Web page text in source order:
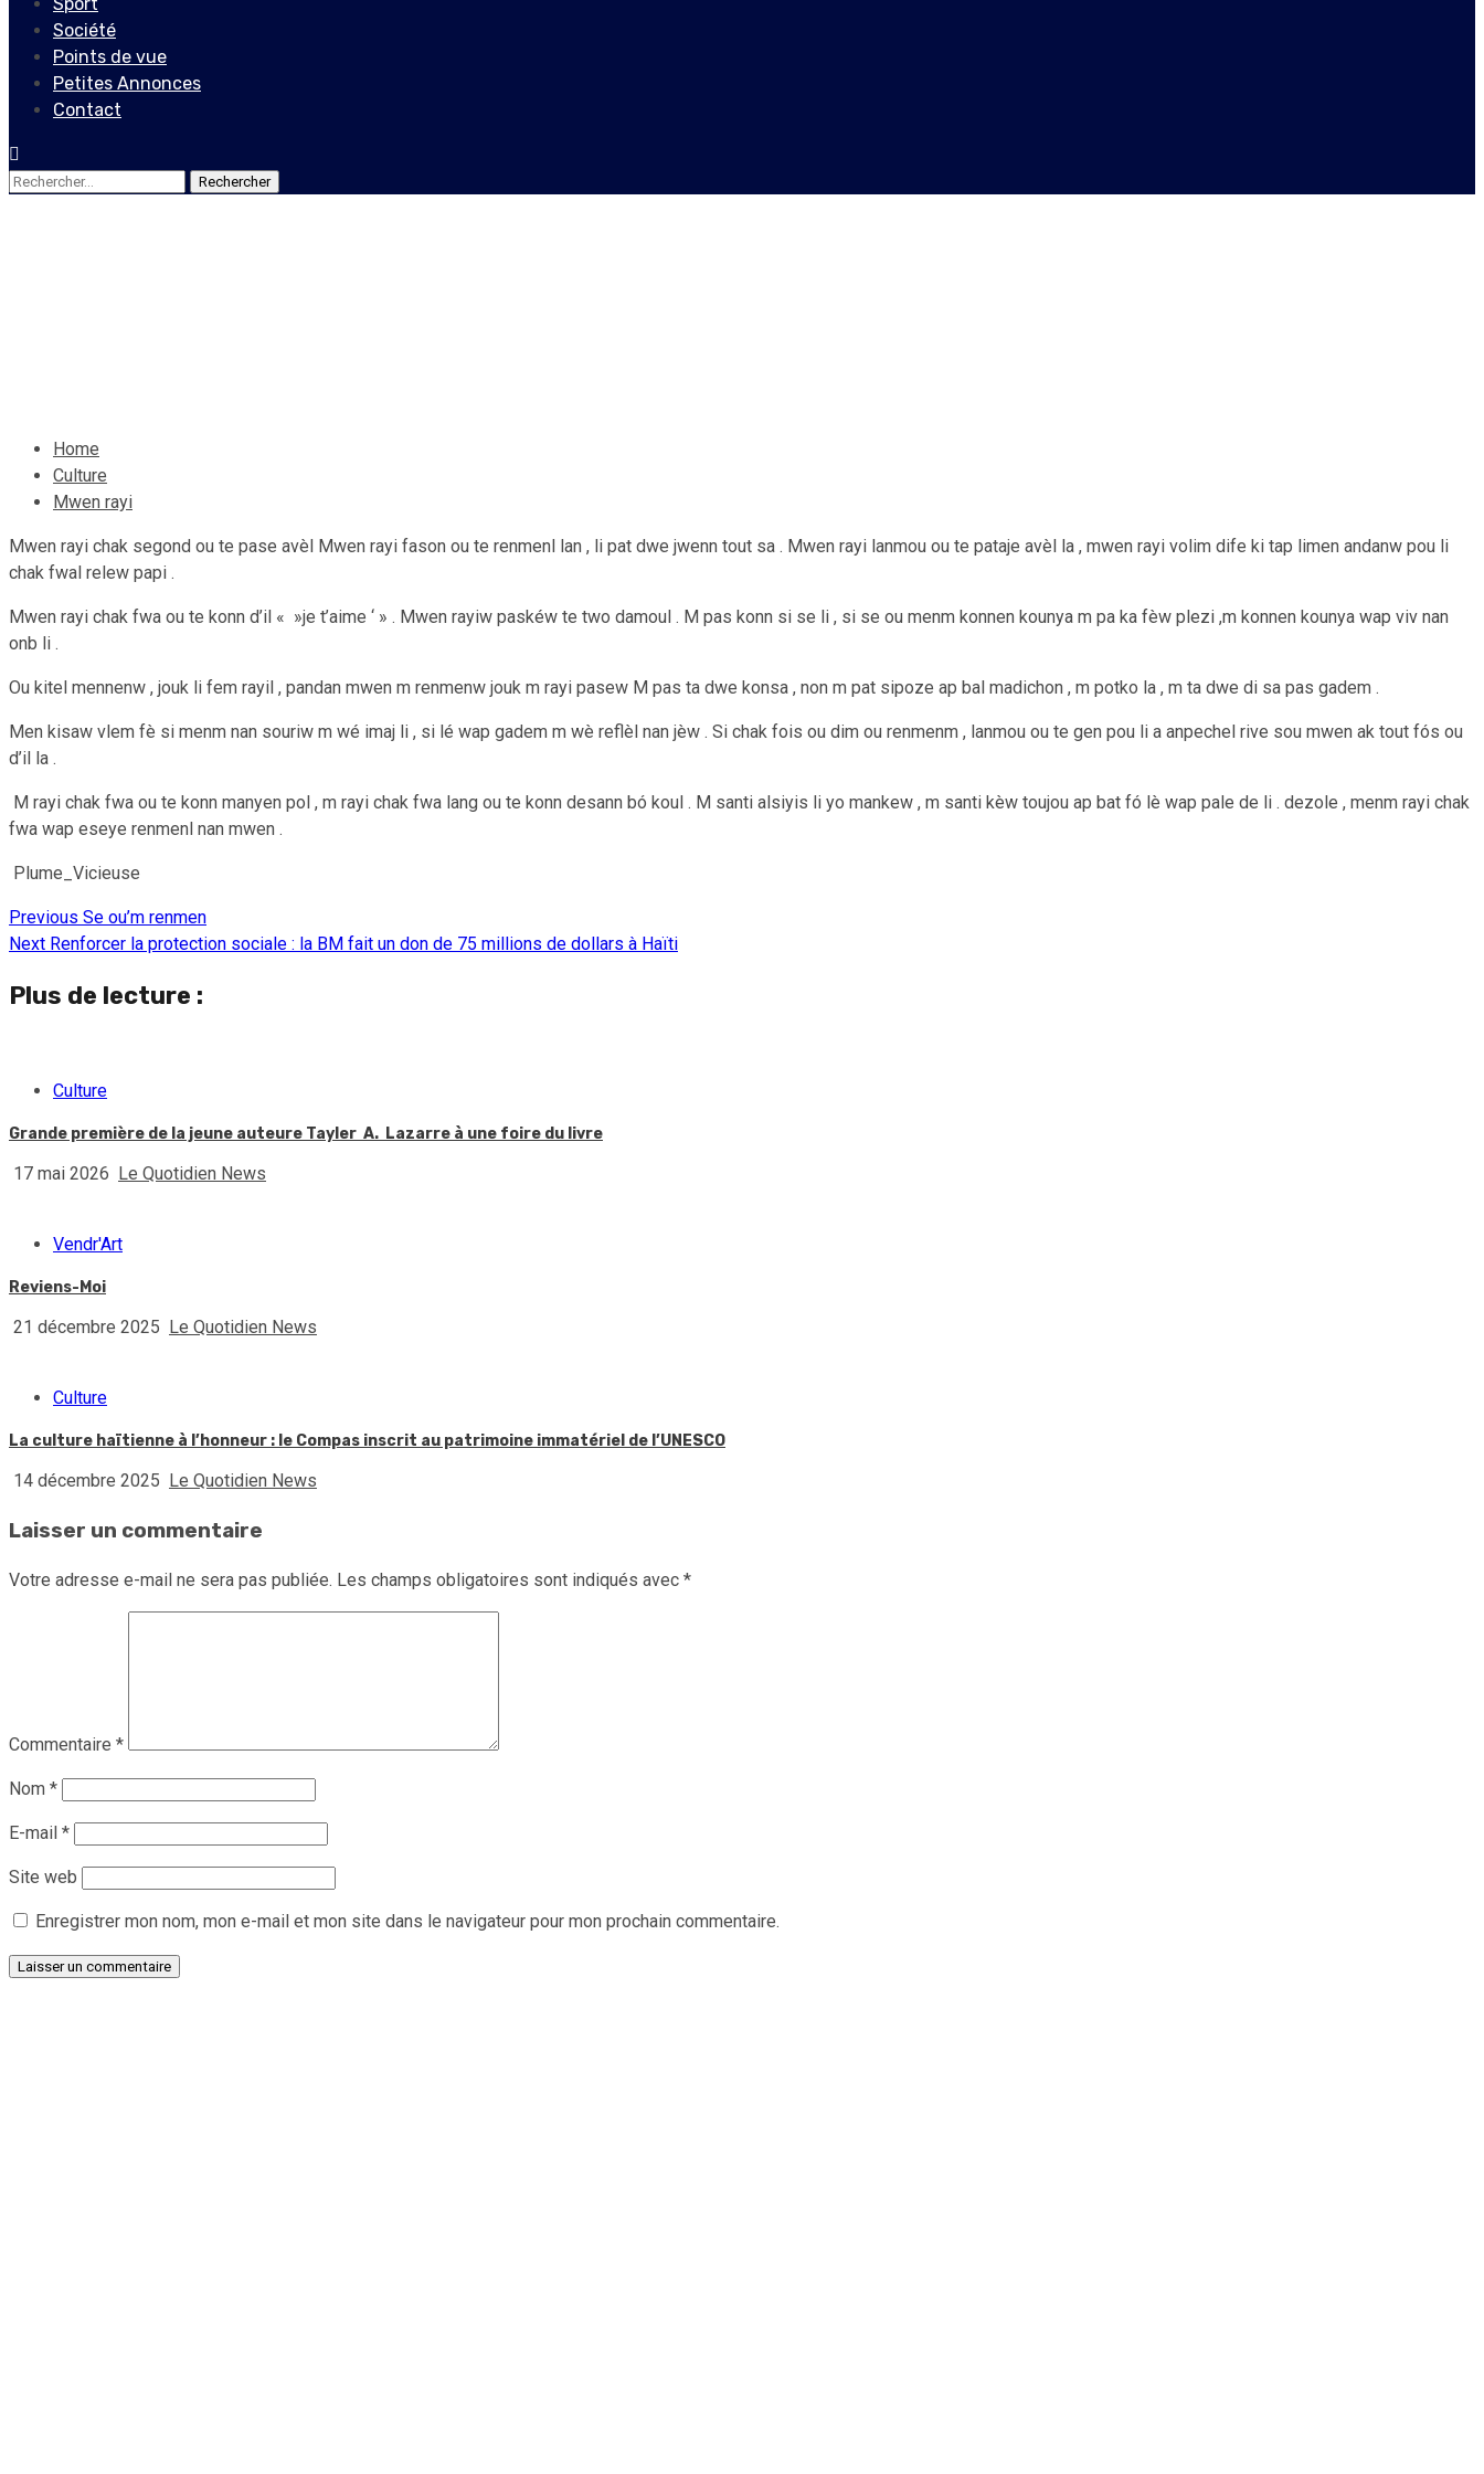
Société
Points de vue
Petites Annonces
Contact
Rechercher :
Home
Culture
Mwen rayi
Mwen rayi chak segond ou te pase avèl Mwen rayi fason ou te renmenl lan , li pat dwe jwenn tout sa . Mwen rayi lanmou ou te pataje avèl la , mwen rayi volim dife ki tap limen andanw pou li
chak fwal relew papi .
Mwen rayi chak fwa ou te konn d’il « »je t’aime ‘ » . Mwen rayiw paskéw te two damoul . M pas konn si se li , si se ou menm konnen kounya m pa ka fèw plezi ,m konnen kounya wap viv nan
onb li .
Ou kitel mennenw , jouk li fem rayil , pandan mwen m renmenw jouk m rayi pasew M pas ta dwe konsa , non m pat sipoze ap bal madichon , m potko la , m ta dwe di sa pas gadem .
Men kisaw vlem fè si menm nan souriw m wé imaj li , si lé wap gadem m wè reflèl nan jèw . Si chak fois ou dim ou renmenm , lanmou ou te gen pou li a anpechel rive sou mwen ak tout fós ou
d’il la .
M rayi chak fwa ou te konn manyen pol , m rayi chak fwa lang ou te konn desann bó koul . M santi alsiyis li yo mankew , m santi kèw toujou ap bat fó lè wap pale de li . dezole , menm rayi chak
fwa wap eseye renmenl nan mwen .
Plume_Vicieuse
Continue
Previous Se ou’m renmen
Next Renforcer la protection sociale : la BM fait un don de 75 millions de dollars à Haïti
Plus de lecture :
Culture
Grande première de la jeune auteure Tayler A. Lazarre à une foire du livre
17 mai 2026 Le Quotidien News
Vendr'Art
Reviens-Moi
21 décembre 2025 Le Quotidien News
Culture
La culture haïtienne à l’honneur : le Compas inscrit au patrimoine immatériel de l’UNESCO
14 décembre 2025 Le Quotidien News
Laisser un commentaire
Votre adresse e-mail ne sera pas publiée. Les champs obligatoires sont indiqués avec *
Commentaire *
Nom *
E-mail *
Site web
Enregistrer mon nom, mon e-mail et mon site dans le navigateur pour mon prochain commentaire.